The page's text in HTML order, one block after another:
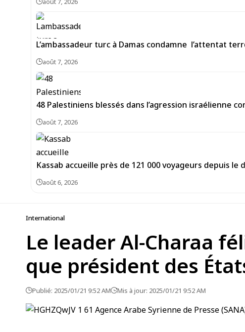
L’ambassadeur turc à Damas condamne l’attentat
août 7, 2026
48 Palestiniens blessés dans l’agression israélienne
août 7, 2026
Kassab accueille près de 121 000 voyageurs depuis le
août 6, 2026
International
Le leader Al-Charaa
que président des
Publié: 2025/01/21 9:52 AM Mis à jour: 2025/01/21 9:52 AM